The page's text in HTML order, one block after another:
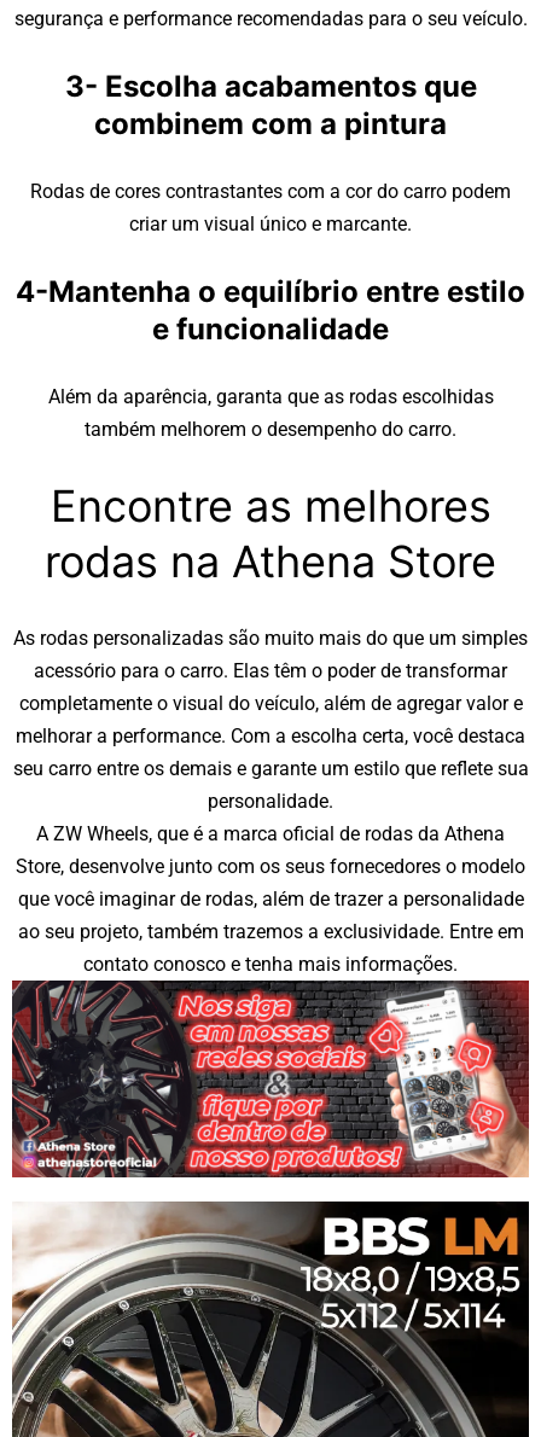
segurança e performance recomendadas para o seu veículo.
3- Escolha acabamentos que
combinem com a pintura
Rodas de cores contrastantes com a cor do carro podem
criar um visual único e marcante.
4-Mantenha o equilíbrio entre estilo
e funcionalidade
Além da aparência, garanta que as rodas escolhidas
também melhorem o desempenho do carro.
Encontre as melhores
rodas na Athena Store
As rodas personalizadas são muito mais do que um simples
acessório para o carro. Elas têm o poder de transformar
completamente o visual do veículo, além de agregar valor e
melhorar a performance. Com a escolha certa, você destaca
seu carro entre os demais e garante um estilo que reflete sua
personalidade.
A ZW Wheels, que é a marca oficial de rodas da Athena
Store, desenvolve junto com os seus fornecedores o modelo
que você imaginar de rodas, além de trazer a personalidade
ao seu projeto, também trazemos a exclusividade. Entre em
contato conosco e tenha mais informações.